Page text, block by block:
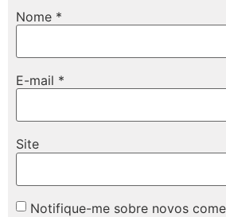
Nome *
E-mail *
Site
Notifique-me sobre novos